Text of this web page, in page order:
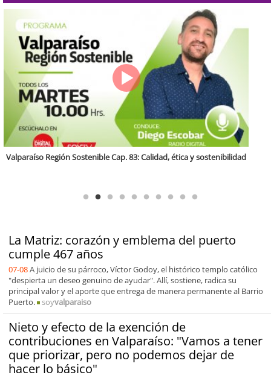
La Matriz: corazón y emblema del puerto
cumple 467 años
07-08A juicio de su párroco, Víctor Godoy, el histórico templo católico
"despierta un deseo genuino de ayudar". Allí, sostiene, radica su
principal valor y el aporte que entrega de manera permanente al Barrio
Puerto.
soyvalparaiso
Nieto y efecto de la exención de
contribuciones en Valparaíso: "Vamos a tener
que priorizar, pero no podemos dejar de
hacer lo básico"